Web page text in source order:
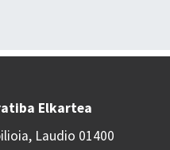
Elkartea
Laudio 01400